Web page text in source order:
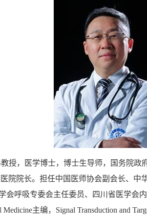
授，医学博士，博士生导师，国务院
院院长。担任中国医师协会副会长、中
会呼吸专委会主任委员、
四川省医学会
Medicine主编， Signal Transduction and